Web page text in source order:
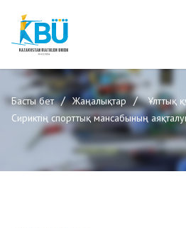
Басты бет Жаңалықтар
Ұлттық
Сириктің спорттық мансабының